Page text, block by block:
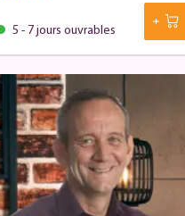
5 - 7 jours ouvrables